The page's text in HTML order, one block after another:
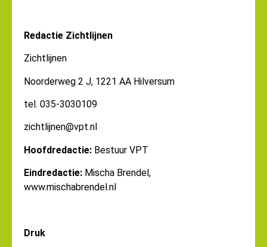
Redactie Zichtlijnen
Zichtlijnen
Noorderweg 2 J, 1221 AA Hilversum
tel. 035-3030109
zichtlijnen@vpt.nl
Hoofdredactie: Bestuur VPT
Eindredactie: Mischa Brendel,
www.mischabrendel.nl
Druk